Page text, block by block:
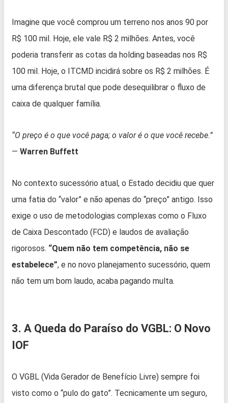
Imagine que você comprou um terreno nos anos 90 por
R$ 100 mil. Hoje, ele vale R$ 2 milhões. Antes, você
poderia transferir as cotas da holding baseadas nos R$
100 mil. Hoje, o ITCMD incidirá sobre os R$ 2 milhões. É
uma diferença brutal que pode desequilibrar o fluxo de
caixa de qualquer família.
“O preço é o que você paga; o valor é o que você recebe.”
— Warren Buffett
No contexto sucessório atual, o Estado decidiu que quer
uma fatia do “valor” e não apenas do “preço” antigo. Isso
exige o uso de metodologias complexas como o Fluxo
de Caixa Descontado (FCD) e laudos de avaliação
rigorosos. “Quem não tem competência, não se
estabelece”, e no novo planejamento sucessório, quem
não tem um bom laudo, acaba pagando multa.
3. A Queda do Paraíso do VGBL: O Novo
IOF
O VGBL (Vida Gerador de Benefício Livre) sempre foi
visto como o “pulo do gato”. Tecnicamente um seguro,